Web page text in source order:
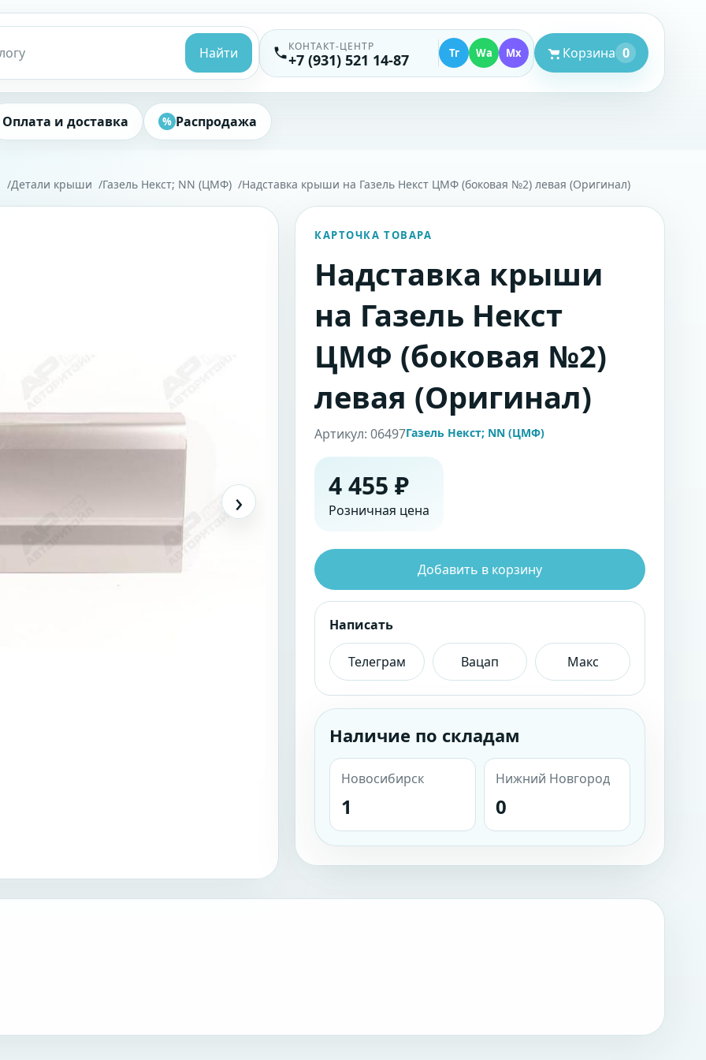
Найти КОНТАКТ-ЦЕНТР
+7 (931) 521 14-87 Тг Wa Mx Корзина 0
Оплата и доставка % Распродажа
Детали крыши Газель Некст; NN (ЦМФ) Надставка крыши на Газель Некст ЦМФ (боковая №2) левая (Оригинал)
›
КАРТОЧКА ТОВАРА
Надставка крыши
на Газель Некст
ЦМФ (боковая №2)
левая (Оригинал)
Артикул: 06497Газель Некст; NN (ЦМФ)
4 455 ₽
Розничная цена
Добавить в корзину
Написать
Телеграм Вацап Макс
Наличие по складам
Новосибирск
1
Нижний Новгород
0